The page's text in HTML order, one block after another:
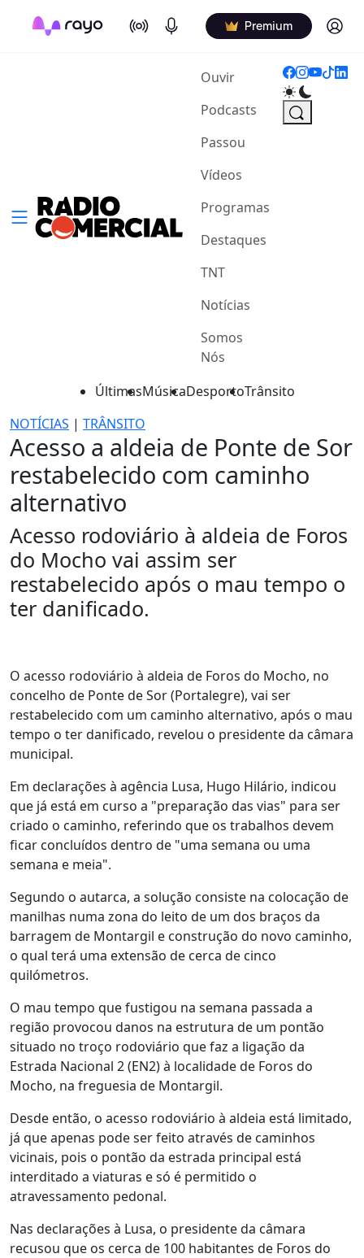
On Air Podcasts Premium Log in
Ouvir(current)
Podcasts
Passou
Vídeos
Programas
Destaques
TNT
Notícias
Somos
Nós
ÚltimasMúsicaDesportoTrânsito
NOTÍCIAS | TRÂNSITO
Acesso a aldeia de Ponte de Sor
restabelecido com caminho
alternativo
Acesso rodoviário à aldeia de Foros
do Mocho vai assim ser
restabelecido após o mau tempo o
ter danificado.
O acesso rodoviário à aldeia de Foros do Mocho, no
concelho de Ponte de Sor (Portalegre), vai ser
restabelecido com um caminho alternativo, após o mau
tempo o ter danificado, revelou o presidente da câmara
municipal.
Em declarações à agência Lusa, Hugo Hilário, indicou
que já está em curso a "preparação das vias" para ser
criado o caminho, referindo que os trabalhos devem
ficar concluídos dentro de "uma semana ou uma
semana e meia".
Segundo o autarca, a solução consiste na colocação de
manilhas numa zona do leito de um dos braços da
barragem de Montargil e construção do novo caminho,
o qual terá uma extensão de cerca de cinco
quilómetros.
O mau tempo que fustigou na semana passada a
região provocou danos na estrutura de um pontão
situado no troço rodoviário que faz a ligação da
Estrada Nacional 2 (EN2) à localidade de Foros do
Mocho, na freguesia de Montargil.
Desde então, o acesso rodoviário à aldeia está limitado,
já que apenas pode ser feito através de caminhos
vicinais, pois o pontão da estrada principal está
interditado a viaturas e só é permitido o
atravessamento pedonal.
Nas declarações à Lusa, o presidente da câmara
recusou que os cerca de 100 habitantes de Foros do